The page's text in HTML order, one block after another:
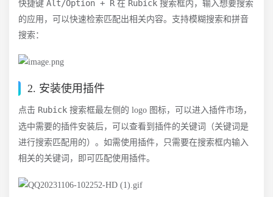
快捷键 Alt/Option + R在 Rubick 搜索框内，输入想要搜索
的应用，可以快速检索匹配出相关内容。支持模糊搜索和拼音
搜索：
2. 安装使用插件
点击 Rubick 搜索框最左侧的 logo 图标，可以进入插件市场，
选中需要的插件安装后，可以查看到插件的关键词
（关键词是
进行搜索匹配用的）。如需使用插件，只需要在搜索框内输入
相关的关键词，即可匹配使用插件。